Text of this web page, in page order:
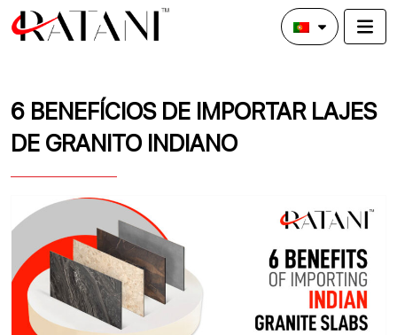
6 BENEFÍCIOS DE IMPORTAR LAJES
DE GRANITO INDIANO